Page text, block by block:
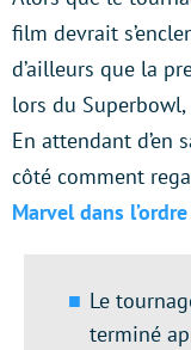
film devrait
d’ailleurs que la
lors du
En attendant d’en
côté comment
Marvel dans
Le
terminé